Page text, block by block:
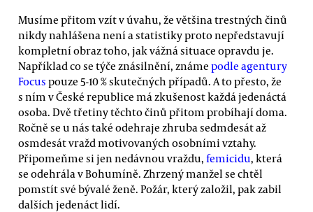
Musíme přitom vzít v úvahu, že většina trestných činů
nikdy nahlášena není a statistiky proto nepředstavují
kompletní obraz toho, jak vážná situace opravdu je.
Například co se týče znásilnění, známe podle agentury
Focus pouze 5-10 % skutečných případů. A to přesto, že
s ním v České republice má zkušenost každá jedenáctá
osoba. Dvě třetiny těchto činů přitom probíhají doma.
Ročně se u nás také odehraje zhruba sedmdesát až
osmdesát vražd motivovaných osobními vztahy.
Připomeňme si jen nedávnou vraždu, femicidu, která
se odehrála v Bohumíně. Zhrzený manžel se chtěl
pomstít své bývalé ženě. Požár, který založil, pak zabil
dalších jedenáct lidí.